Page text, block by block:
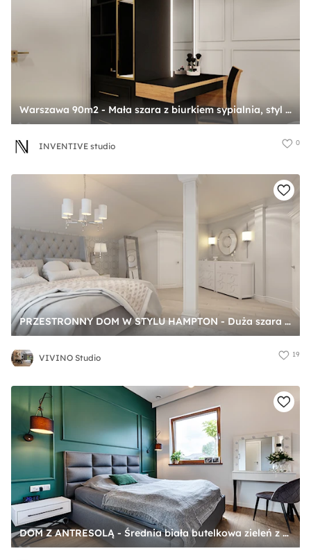
Warszawa 90m2 - Mała szara z biurkiem sypialnia, styl nowoczesny - zdjęcie od INVENTIVE studio
INVENTIVE studio 0
PRZESTRONNY DOM W STYLU HAMPTON - Duża szara sypialnia na poddaszu, styl tradycyjny - zdjęcie od VIVINO Studio
VIVINO Studio 19
DOM Z ANTRESOLĄ - Średnia biała butelkowa zieleń z szafkami nocnymi szary sypialnia, styl nowoczesny - zdjęcie od HOUSE DESIGN